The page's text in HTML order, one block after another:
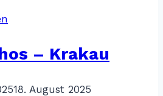
– Krakau
18. August 2025